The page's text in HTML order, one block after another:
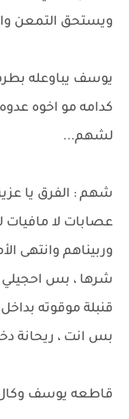
ويستحق التمعن
يوسف يباوعله
كدامه مو اخوه
لشهم...
شهم : الفرق يا
عصابات لا مافيات
وربيناهم وانتهى
شرها ، بس احجيلي
قنبلة موقوته
بس انت ، ريحانة
قاطعه يوسف